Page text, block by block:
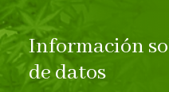
Información
de datos